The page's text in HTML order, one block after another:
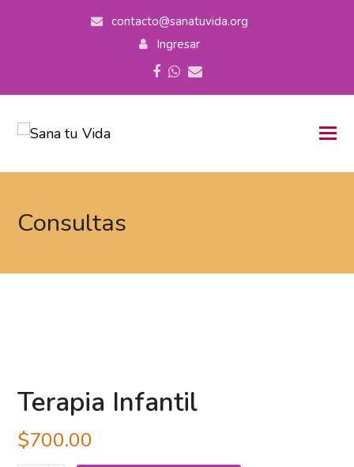
contacto@sanatuvida.org
Ingresar
Facebook
Whatsapp
Correo
electrónico
Consultas
Terapia Infantil
$700.00